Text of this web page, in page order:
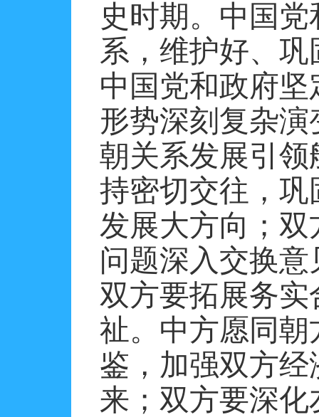
史时期。中国
系，维护好、
中国党和政府
形势深刻复杂
朝关系发展引
持密切交往，
发展大方向；
问题深入交换
双方要拓展务
祉。中方愿同
鉴，加强双方
来；双方要深